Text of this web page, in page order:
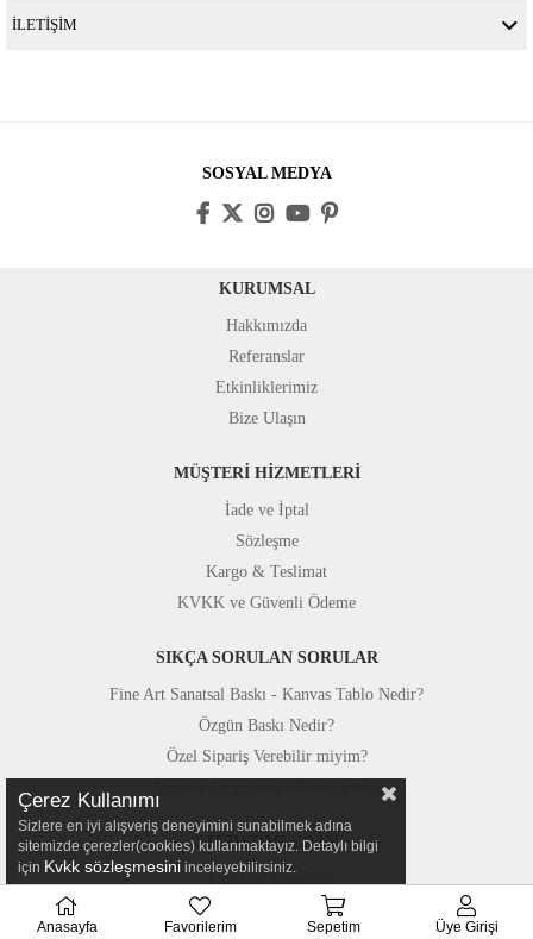
İLETİŞİM
SOSYAL MEDYA
KURUMSAL
Hakkımızda
Referanslar
Etkinliklerimiz
Bize Ulaşın
MÜŞTERİ HİZMETLERİ
İade ve İptal
Sözleşme
Kargo & Teslimat
KVKK ve Güvenli Ödeme
SIKÇA SORULAN SORULAR
Fine Art Sanatsal Baskı - Kanvas Tablo Nedir?
Özgün Baskı Nedir?
Özel Sipariş Verebilir miyim?
STÜDYOMUZDAN
Fotoğraf Kareleri
Basında Canvastar
Çerez Kullanımı
Sizlere en iyi alışveriş deneyimini sunabilmek adına
sitemizde çerezler(cookies) kullanmaktayız. Detaylı bilgi
için Kvkk sözleşmesini inceleyebilirsiniz.
Anasayfa Favorilerim Sepetim Üye Girişi